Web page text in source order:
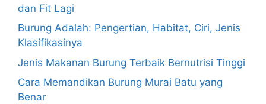
dan Fit Lagi
Burung Adalah: Pengertian, Habitat, Ciri, Jenis
Klasifikasinya
Jenis Makanan Burung Terbaik Bernutrisi Tinggi
Cara Memandikan Burung Murai Batu yang
Benar